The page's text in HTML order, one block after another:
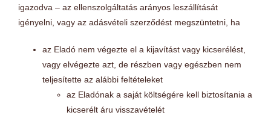
igazodva – az ellenszolgáltatás arányos leszállítását
igényelni, vagy az adásvételi szerződést megszüntetni, ha
az Eladó nem végezte el a kijavítást vagy kicserélést,
vagy elvégezte azt, de részben vagy egészben nem
teljesítette az alábbi feltételeket
az Eladónak a saját költségére kell biztosítania a
kicserélt áru visszavételét